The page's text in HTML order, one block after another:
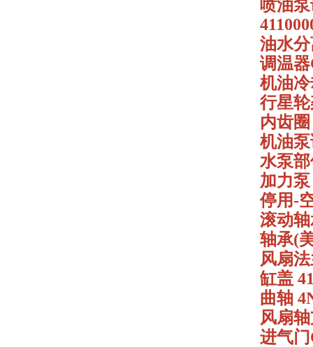
喷油
油水分
调温器
机油冷
行星轮
内齿圈
机油泵
水泵部
加力泵
停用-
滚动轴
轴承(
风扇法
缸盖
曲轴
风扇轴
进气门